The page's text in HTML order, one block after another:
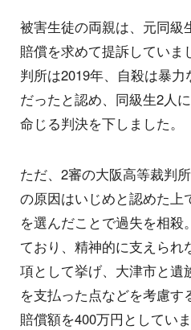
被害生徒の両親は、元同級
賠償を求めて提訴していま
判所は2019年、自殺は暴
だったと認め、同級生2人
命じる判決を下しました。
ただ、2審の大阪高等裁判
の原因はいじめと認めた上
を選んだことで過失を相殺
ており、精神的に支えられ
項として挙げ、大津市と遺
を支払った点などを考慮す
賠償額を400万円としていま